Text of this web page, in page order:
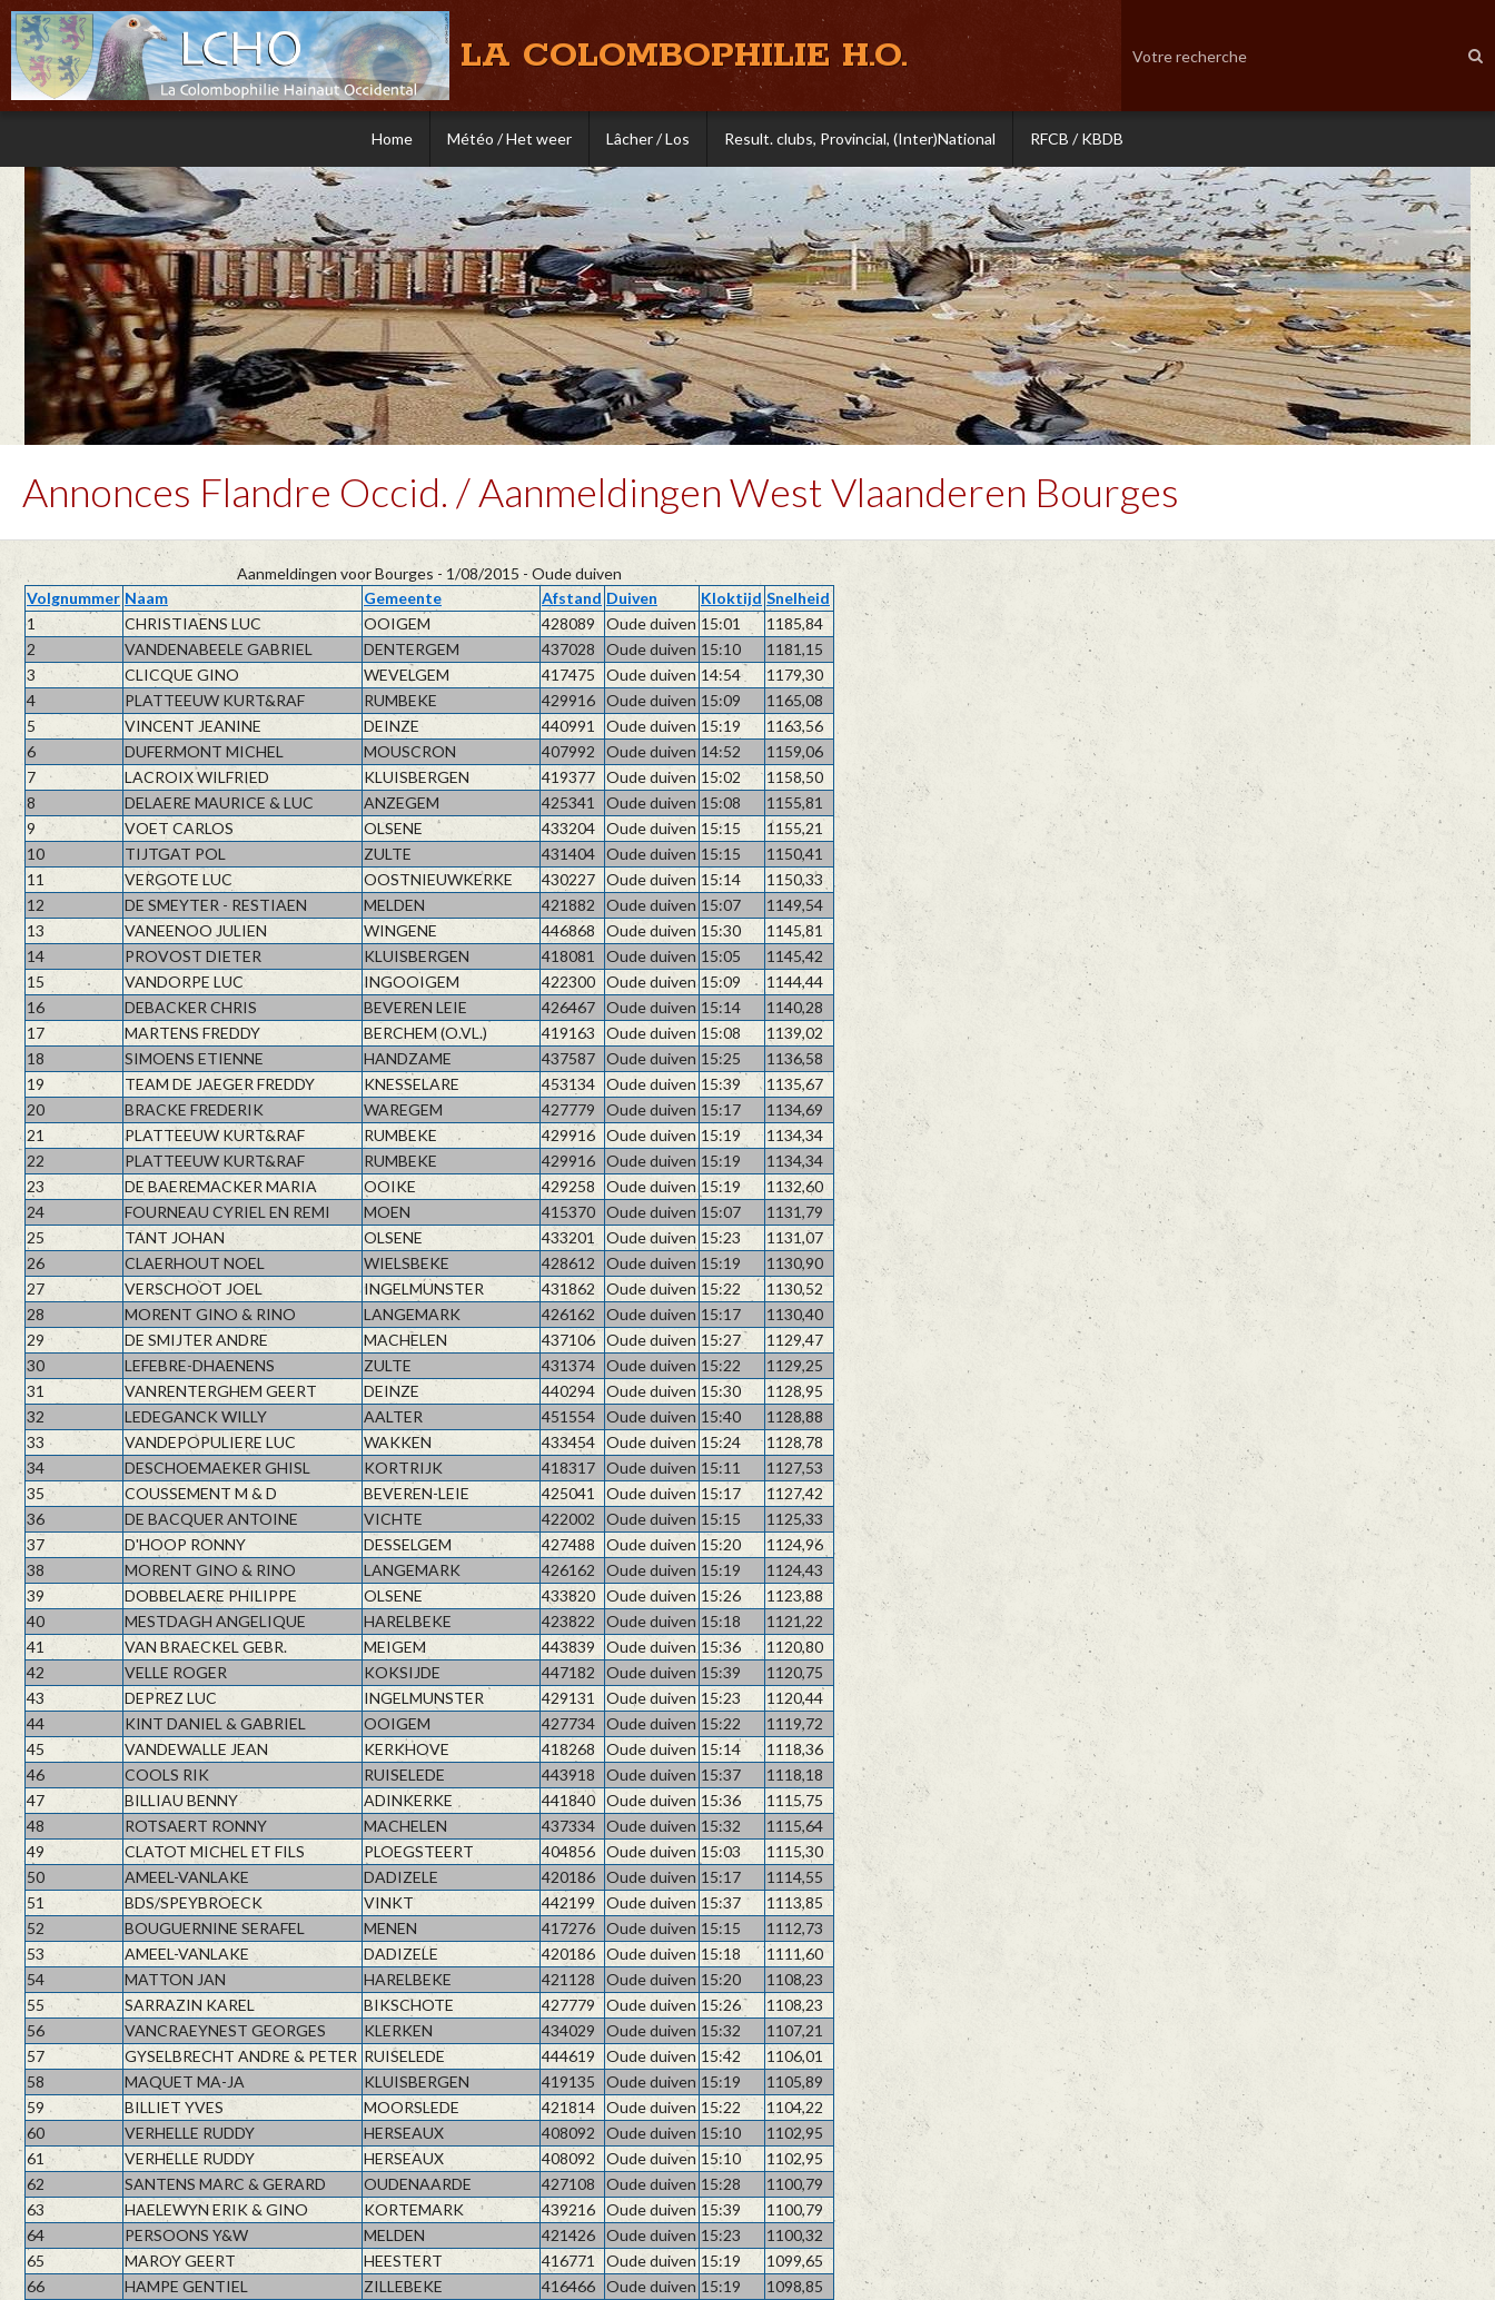
LA COLOMBOPHILIE H.O.
Home Météo / Het weer Lâcher / Los Result. clubs, Provincial, (Inter)National RFCB / KBDB
Annonces Flandre Occid. / Aanmeldingen West Vlaanderen Bourges
Aanmeldingen voor Bourges - 1/08/2015 - Oude duiven
Volgnummer Naam Gemeente Afstand Duiven Kloktijd Snelheid
1
CHRISTIAENS LUC OOIGEM 428089 Oude duiven 15:01
1185,84
2
VANDENABEELE GABRIEL DENTERGEM 437028 Oude duiven 15:10
1181,15
3
CLICQUE GINO WEVELGEM 417475 Oude duiven 14:54
1179,30
4
PLATTEEUW KURT&RAF RUMBEKE 429916 Oude duiven 15:09
1165,08
5
VINCENT JEANINE DEINZE 440991 Oude duiven 15:19
1163,56
6
DUFERMONT MICHEL MOUSCRON 407992 Oude duiven 14:52
1159,06
7
LACROIX WILFRIED KLUISBERGEN 419377 Oude duiven 15:02
1158,50
8
DELAERE MAURICE & LUC ANZEGEM 425341 Oude duiven 15:08
1155,81
9
VOET CARLOS OLSENE 433204 Oude duiven 15:15
1155,21
10
TIJTGAT POL ZULTE 431404 Oude duiven 15:15
1150,41
11
VERGOTE LUC OOSTNIEUWKERKE 430227 Oude duiven 15:14
1150,33
12
DE SMEYTER - RESTIAEN MELDEN 421882 Oude duiven 15:07
1149,54
13
VANEENOO JULIEN WINGENE 446868 Oude duiven 15:30
1145,81
14
PROVOST DIETER KLUISBERGEN 418081 Oude duiven 15:05
1145,42
15
VANDORPE LUC INGOOIGEM 422300 Oude duiven 15:09
1144,44
16
DEBACKER CHRIS BEVEREN LEIE 426467 Oude duiven 15:14
1140,28
17
MARTENS FREDDY BERCHEM (O.VL.) 419163 Oude duiven 15:08
1139,02
18
SIMOENS ETIENNE HANDZAME 437587 Oude duiven 15:25
1136,58
19
TEAM DE JAEGER FREDDY KNESSELARE 453134 Oude duiven 15:39
1135,67
20
BRACKE FREDERIK WAREGEM 427779 Oude duiven 15:17
1134,69
21
PLATTEEUW KURT&RAF RUMBEKE 429916 Oude duiven 15:19
1134,34
22
PLATTEEUW KURT&RAF RUMBEKE 429916 Oude duiven 15:19
1134,34
23
DE BAEREMACKER MARIA OOIKE 429258 Oude duiven 15:19
1132,60
24
FOURNEAU CYRIEL EN REMI MOEN 415370 Oude duiven 15:07
1131,79
25
TANT JOHAN OLSENE 433201 Oude duiven 15:23
1131,07
26
CLAERHOUT NOEL WIELSBEKE 428612 Oude duiven 15:19
1130,90
27
VERSCHOOT JOEL INGELMUNSTER 431862 Oude duiven 15:22
1130,52
28
MORENT GINO & RINO LANGEMARK 426162 Oude duiven 15:17
1130,40
29
DE SMIJTER ANDRE MACHELEN 437106 Oude duiven 15:27
1129,47
30
LEFEBRE-DHAENENS ZULTE 431374 Oude duiven 15:22
1129,25
31
VANRENTERGHEM GEERT DEINZE 440294 Oude duiven 15:30
1128,95
32
LEDEGANCK WILLY AALTER 451554 Oude duiven 15:40
1128,88
33
VANDEPOPULIERE LUC WAKKEN 433454 Oude duiven 15:24
1128,78
34
DESCHOEMAEKER GHISL KORTRIJK 418317 Oude duiven 15:11
1127,53
35
COUSSEMENT M & D BEVEREN-LEIE 425041 Oude duiven 15:17
1127,42
36
DE BACQUER ANTOINE VICHTE 422002 Oude duiven 15:15
1125,33
37
D'HOOP RONNY DESSELGEM 427488 Oude duiven 15:20
1124,96
38
MORENT GINO & RINO LANGEMARK 426162 Oude duiven 15:19
1124,43
39
DOBBELAERE PHILIPPE OLSENE 433820 Oude duiven 15:26
1123,88
40
MESTDAGH ANGELIQUE HARELBEKE 423822 Oude duiven 15:18
1121,22
41
VAN BRAECKEL GEBR. MEIGEM 443839 Oude duiven 15:36
1120,80
42
VELLE ROGER KOKSIJDE 447182 Oude duiven 15:39
1120,75
43
DEPREZ LUC INGELMUNSTER 429131 Oude duiven 15:23
1120,44
44
KINT DANIEL & GABRIEL OOIGEM 427734 Oude duiven 15:22
1119,72
45
VANDEWALLE JEAN KERKHOVE 418268 Oude duiven 15:14
1118,36
46
COOLS RIK RUISELEDE 443918 Oude duiven 15:37
1118,18
47
BILLIAU BENNY ADINKERKE 441840 Oude duiven 15:36
1115,75
48
ROTSAERT RONNY MACHELEN 437334 Oude duiven 15:32
1115,64
49
CLATOT MICHEL ET FILS PLOEGSTEERT 404856 Oude duiven 15:03
1115,30
50
AMEEL-VANLAKE DADIZELE 420186 Oude duiven 15:17
1114,55
51
BDS/SPEYBROECK VINKT 442199 Oude duiven 15:37
1113,85
52
BOUGUERNINE SERAFEL MENEN 417276 Oude duiven 15:15
1112,73
53
AMEEL-VANLAKE DADIZELE 420186 Oude duiven 15:18
1111,60
54
MATTON JAN HARELBEKE 421128 Oude duiven 15:20
1108,23
55
SARRAZIN KAREL BIKSCHOTE 427779 Oude duiven 15:26
1108,23
56
VANCRAEYNEST GEORGES KLERKEN 434029 Oude duiven 15:32
1107,21
57
GYSELBRECHT ANDRE & PETER RUISELEDE 444619 Oude duiven 15:42
1106,01
58
MAQUET MA-JA KLUISBERGEN 419135 Oude duiven 15:19
1105,89
59
BILLIET YVES MOORSLEDE 421814 Oude duiven 15:22
1104,22
60
VERHELLE RUDDY HERSEAUX 408092 Oude duiven 15:10
1102,95
61
VERHELLE RUDDY HERSEAUX 408092 Oude duiven 15:10
1102,95
62
SANTENS MARC & GERARD OUDENAARDE 427108 Oude duiven 15:28
1100,79
63
HAELEWYN ERIK & GINO KORTEMARK 439216 Oude duiven 15:39
1100,79
64
PERSOONS Y&W MELDEN 421426 Oude duiven 15:23
1100,32
65
MAROY GEERT HEESTERT 416771 Oude duiven 15:19
1099,65
66
HAMPE GENTIEL ZILLEBEKE 416466 Oude duiven 15:19
1098,85